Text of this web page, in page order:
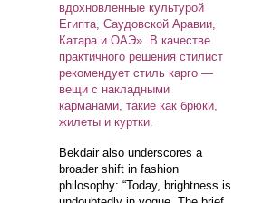
вдохновленные культурой
Египта, Саудовской Аравии,
Катара и ОАЭ». В качестве
практичного решения стилист
рекомендует стиль карго —
вещи с накладными
карманами, такие как брюки,
жилеты и куртки.
Bekdair also underscores a
broader shift in fashion
philosophy: “Today, brightness is